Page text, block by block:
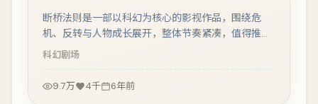
断桥法则是一部以科幻为核心的影视作品，围绕危
机、反转与人物成长展开，整体节奏紧凑，值得推荐
观看。
科幻剧场
9.7万 4千 6年前